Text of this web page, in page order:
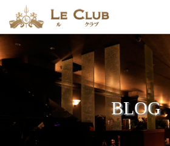
BLOG